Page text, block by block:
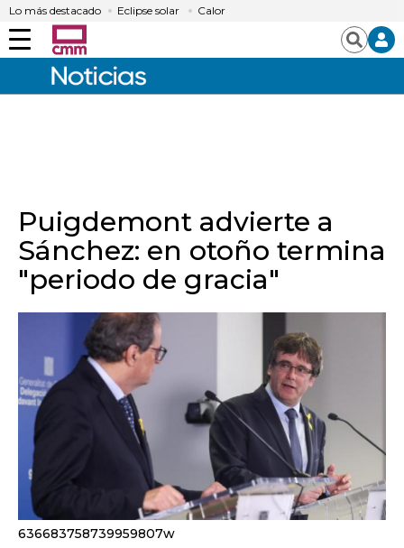
Lo más destacado Eclipse solar Calor
Menú Buscar
Puigdemont advierte a
Sánchez: en otoño termina
"periodo de gracia"
636683758739959807w